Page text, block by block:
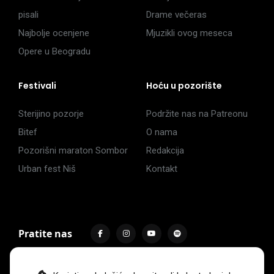
pisali
Najbolje ocenjene
Opere u Beogradu
Drame večeras
Mjuzikli ovog meseca
Festivali
Sterijino pozorje
Bitef
Pozorišni maraton Sombor
Urban fest Niš
Hoću u pozorište
Podržite nas na Patreonu
O nama
Redakcija
Kontakt
Pratite nas